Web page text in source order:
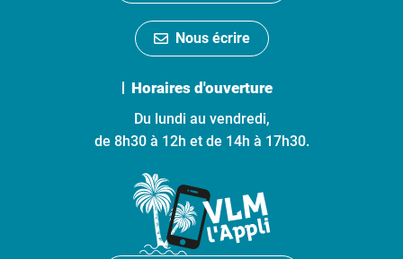
Nous écrire
Horaires d'ouverture
Du lundi au vendredi,
de 8h30 à 12h et de 14h à 17h30.